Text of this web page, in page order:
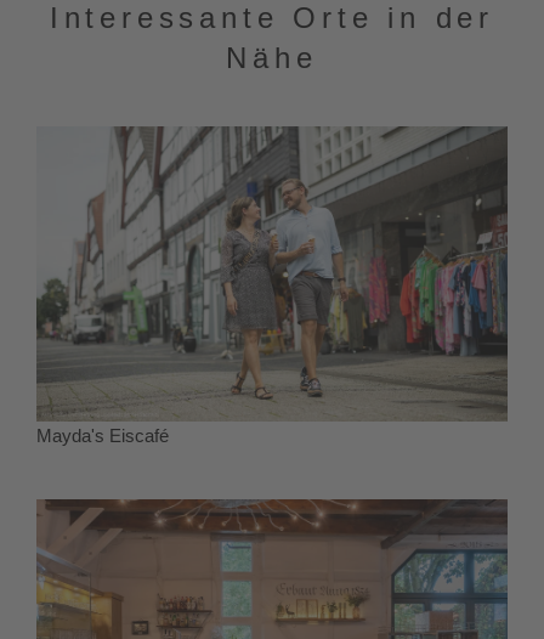
Interessante Orte in der
Nähe
Mayda's Eiscafé